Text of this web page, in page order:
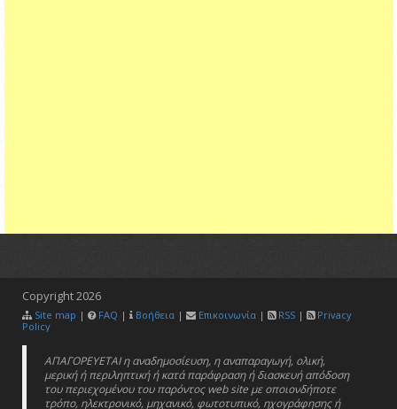
Copyright2026
Site map | FAQ | Βοήθεια | Επικοινωνία | RSS |
Privacy
Policy
ΑΠΑΓΟΡΕΥΕΤΑΙ η αναδημοσίευση, η αναπαραγωγή, ολική,
μερική ή περιληπτική ή κατά παράφραση ή διασκευή απόδοση
του περιεχομένου του παρόντος web site με οποιονδήποτε
τρόπο, ηλεκτρονικό, μηχανικό, φωτοτυπικό, ηχογράφησης ή